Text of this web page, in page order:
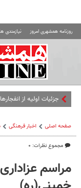
روزنامه همشهری امروز نیازمندی
جزئیات اولیه از
صفحه اصلی اخبار فرهنگی
مجموع نظرات: ۰
مراسم